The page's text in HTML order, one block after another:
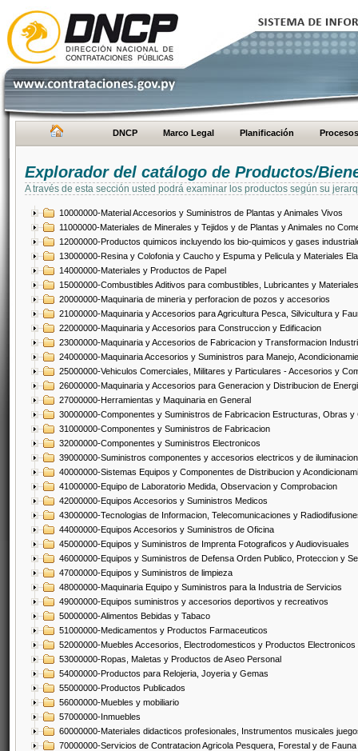
DNCP Marco Legal Planificación Procesos
Explorador del catálogo de Productos/
A través de esta sección usted podrá examinar los productos según su
10000000-Material Accesorios y Suministros de Plantas y Animales Vivos
11000000-Materiales de Minerales y Tejidos y de Plantas y Animales no
12000000-Productos quimicos incluyendo los bio-quimicos y gases
13000000-Resina y Colofonia y Caucho y Espuma y Pelicula y Materiales
14000000-Materiales y Productos de Papel
15000000-Combustibles Aditivos para combustibles, Lubricantes y
20000000-Maquinaria de mineria y perforacion de pozos y accesorios
21000000-Maquinaria y Accesorios para Agricultura Pesca, Silvicultura y
22000000-Maquinaria y Accesorios para Construccion y Edificacion
23000000-Maquinaria y Accesorios de Fabricacion y Transformacion
24000000-Maquinaria Accesorios y Suministros para Manejo,
25000000-Vehiculos Comerciales, Militares y Particulares - Accesorios y
26000000-Maquinaria y Accesorios para Generacion y Distribucion de
27000000-Herramientas y Maquinaria en General
30000000-Componentes y Suministros de Fabricacion Estructuras, Obras
31000000-Componentes y Suministros de Fabricacion
32000000-Componentes y Suministros Electronicos
39000000-Suministros componentes y accesorios electricos y de iluminacion
40000000-Sistemas Equipos y Componentes de Distribucion y
41000000-Equipo de Laboratorio Medida, Observacion y Comprobacion
42000000-Equipos Accesorios y Suministros Medicos
43000000-Tecnologias de Informacion, Telecomunicaciones y
44000000-Equipos Accesorios y Suministros de Oficina
45000000-Equipos y Suministros de Imprenta Fotograficos y Audiovisuales
46000000-Equipos y Suministros de Defensa Orden Publico, Proteccion y
47000000-Equipos y Suministros de limpieza
48000000-Maquinaria Equipo y Suministros para la Industria de Servicios
49000000-Equipos suministros y accesorios deportivos y recreativos
50000000-Alimentos Bebidas y Tabaco
51000000-Medicamentos y Productos Farmaceuticos
52000000-Muebles Accesorios, Electrodomesticos y Productos Electronicos
53000000-Ropas, Maletas y Productos de Aseo Personal
54000000-Productos para Relojeria, Joyeria y Gemas
55000000-Productos Publicados
56000000-Muebles y mobiliario
57000000-Inmuebles
60000000-Materiales didacticos profesionales, Instrumentos musicales
70000000-Servicios de Contratacion Agricola Pesquera, Forestal y de Fauna